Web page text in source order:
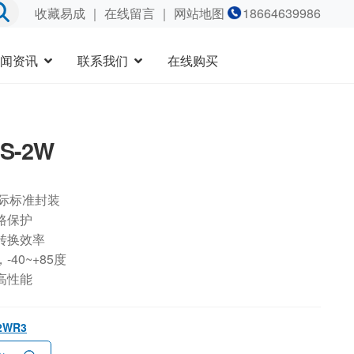
收藏易成｜ 在线留言｜ 网站地图 18664639986
资讯 联系我们 在线购买
2W
标准封装
保护
换效率
-40~+85度
性能